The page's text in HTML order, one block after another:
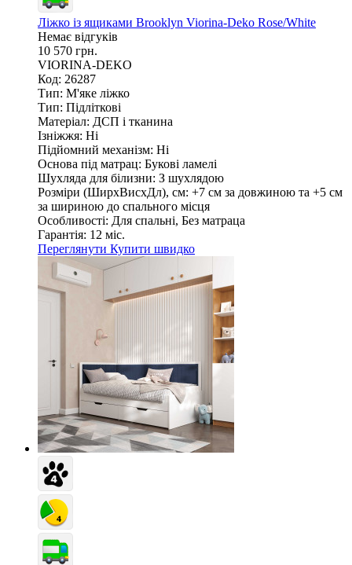
Ліжко із ящиками Brooklyn Viorina-Deko Rose/White
Немає відгуків
10 570 грн.
VIORINA-DEKO
Код: 26287
Тип: М'яке ліжко
Тип: Підліткові
Матеріал: ДСП і тканина
Ізніжжя: Ні
Підйомний механізм: Ні
Основа під матрац: Букові ламелі
Шухляда для білизни: З шухлядою
Розміри (ШирxВисxДл), см: +7 см за довжиною та +5 см
за шириною до спального місця
Особливості: Для спальні, Без матраца
Гарантія: 12 міс.
Переглянути Купити швидко